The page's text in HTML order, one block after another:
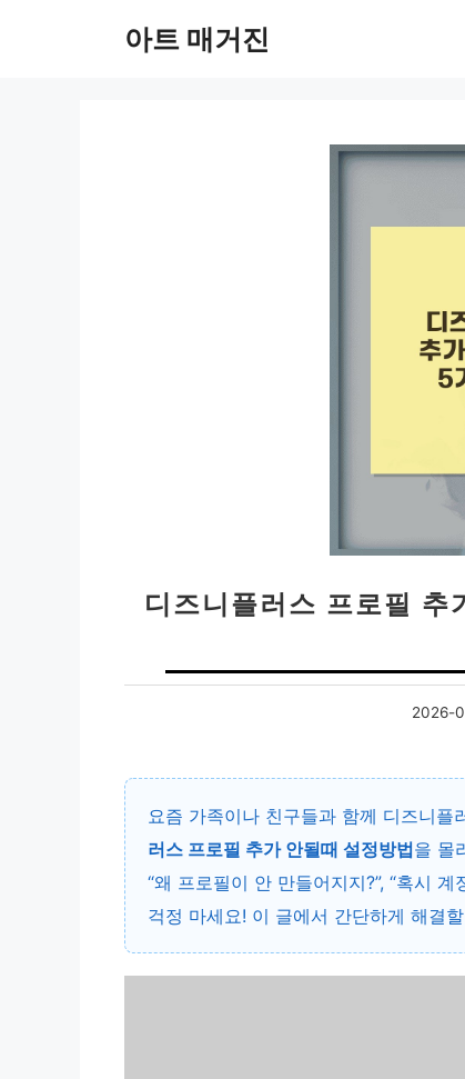
아트 매거진
디즈니플러스 프로필 추
2026-
요즘 가족이나 친구들과 함께 디즈니플
러스 프로필 추가 안될때 설정방법을 몰
“왜 프로필이 안 만들어지지?”, “혹시
걱정 마세요! 이 글에서 간단하게 해결